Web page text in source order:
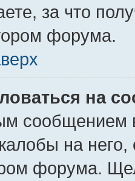
за что
форума.
на
сообщением
на
форума.